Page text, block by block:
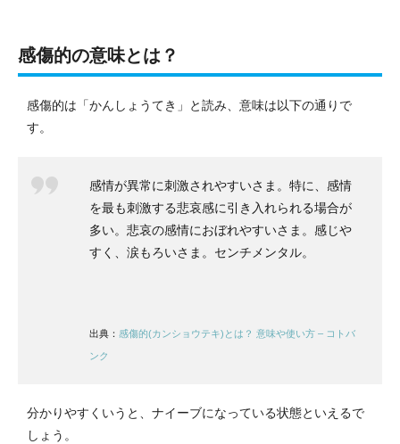
感傷的の意味とは？
感傷的は「かんしょうてき」と読み、意味は以下の通りで
す。
感情が異常に刺激されやすいさま。特に、感情
を最も刺激する悲哀感に引き入れられる場合が
多い。悲哀の感情におぼれやすいさま。感じや
すく、涙もろいさま。センチメンタル。
出典： 感傷的(カンショウテキ)とは？ 意味や使い方 – コトバ
ンク
分かりやすくいうと、ナイーブになっている状態といえるで
しょう。